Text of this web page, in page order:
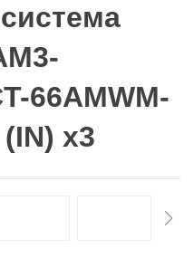
66AMWM-
x3